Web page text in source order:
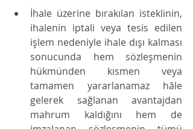
İhale üzerine bırakılan isteklinin,
ihalenin iptali veya tesis edilen
işlem nedeniyle ihale dışı kalması
sonucunda hem sözleşmenin
hükmünden kısmen veya
tamamen yararlanamaz hâle
gelerek sağlanan avantajdan
mahrum kaldığını hem de